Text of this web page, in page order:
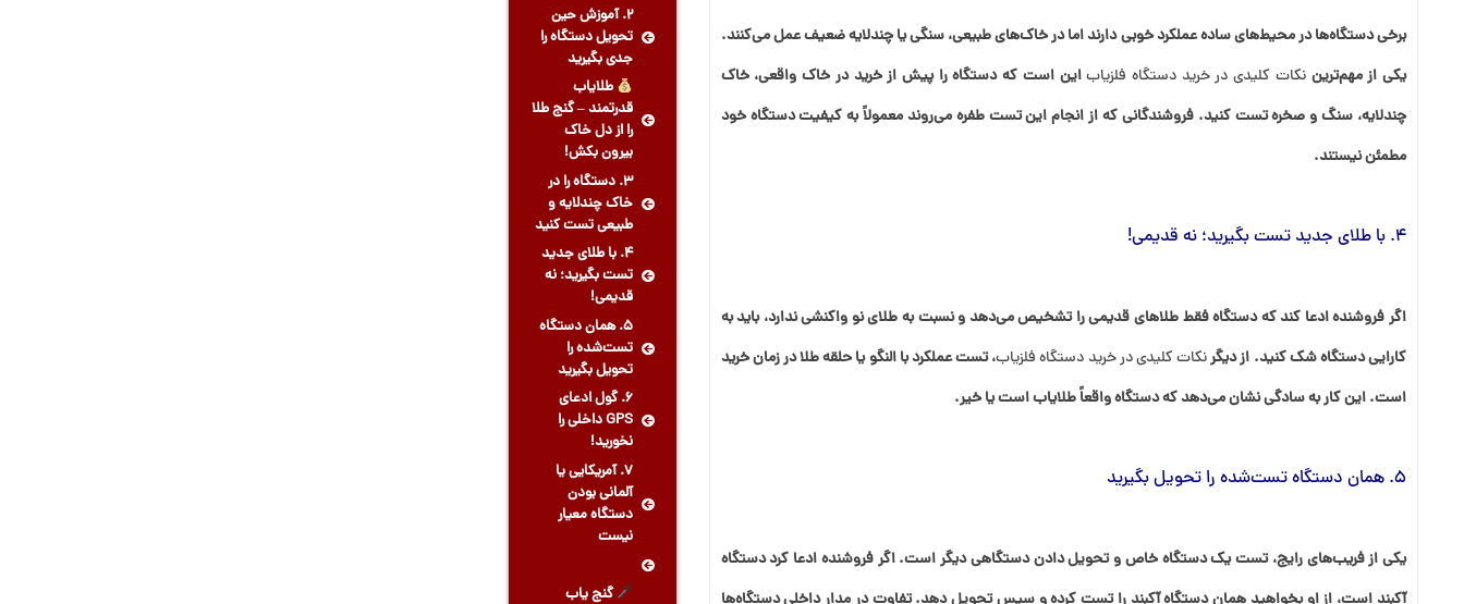
برخی دستگاه‌ها در محیط‌های ساده عملکرد خوبی دارند اما در خاک‌های طبیعی، سنگی یا چندلایه ضعیف عمل می‌کنند.
یکی از مهم‌تریننکات کلیدی در خرید دستگاه فلزیاباین است که دستگاه را پیش از خرید در خاک واقعی، خاک
چندلایه، سنگ و صخره تست کنید. فروشندگانی که از انجام این تست طفره می‌روند معمولاً به کیفیت دستگاه خود
مطمئن نیستند.
4. با طلای جدید تست بگیرید؛ نه قدیمی!
اگر فروشنده ادعا کند که دستگاه فقط طلاهای قدیمی را تشخیص می‌دهد و نسبت به طلای نو واکنشی ندارد، باید به
کارایی دستگاه شک کنید. از دیگرنکات کلیدی در خرید دستگاه فلزیاب، تست عملکرد با النگو یا حلقه طلا در زمان خرید
است. این کار به سادگی نشان می‌دهد که دستگاه واقعاً طلایاب است یا خیر.
5. همان دستگاه تست‌شده را تحویل بگیرید
یکی از فریب‌های رایج، تست یک دستگاه خاص و تحویل دادن دستگاهی دیگر است. اگر فروشنده ادعا کرد دستگاه
2. آموزش حین
تحویل دستگاه را
جدی بگیرید
طلایاب
قدرتمند – گنج طلا
را از دل خاک
بیرون بکش!
3. دستگاه را در
خاک چندلایه و
طبیعی تست کنید
4. با طلای جدید
تست بگیرید؛ نه
قدیمی!
5. همان دستگاه
تست‌شده را
تحویل بگیرید
6. گول ادعای
GPS داخلی را
نخورید!
7. آمریکایی یا
آلمانی بودن
دستگاه معیار
نیست
گنج یاب